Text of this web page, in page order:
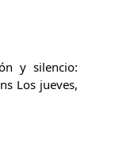
y silencio:
Los jueves,